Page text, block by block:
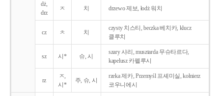
dż,
drz
ㅈ 치 drzewo 제보, łodż 워치
cz ㅊ 치
czysty 치스티, beczka 베치카, klucz
클루치
sz 시* 슈, 시
szary 샤리, musztarda 무슈타르다,
kapelusz 카펠루시
rz
ㅈ,
시*
주, 슈, 시
rzeka 제카, Przemyśl 프셰미실, kołnierz
코우니에시